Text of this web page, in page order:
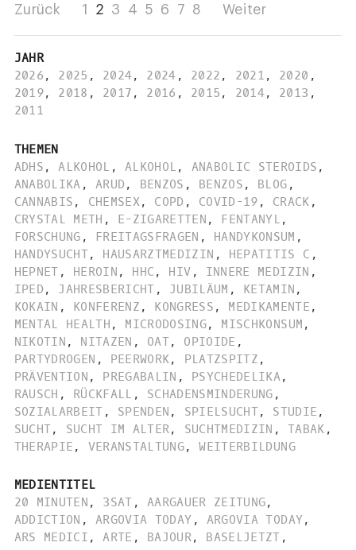
Zurück 1 2 3 4 5 6 7 8 Weiter
JAHR
2026 , 2025 , 2024, 2024 , 2022 , 2021 , 2020 ,
2019, 2018 , 2017 , 2016 , 2015 , 2014, 2013 ,
2011
THEMEN
ADHS , ALKOHOL , ALKOHOL , ANABOLIC STEROIDS ,
ANABOLIKA , ARUD , BENZOS , BENZOS , BLOG ,
CANNABIS , CHEMSEX , COPD , COVID-19 , CRACK ,
CRYSTAL METH , E-ZIGARETTEN , FENTANYL ,
FORSCHUNG , FREITAGSFRAGEN , HANDYKONSUM ,
HANDYSUCHT, HAUSARZTMEDIZIN , HEPATITIS C ,
HEPNET , HEROIN , HHC , HIV , INNERE MEDIZIN ,
IPED , JAHRESBERICHT , JUBILÄUM , KETAMIN ,
KOKAIN , KONFERENZ , KONGRESS , MEDIKAMENTE ,
MENTAL HEALTH , MICRODOSING, MISCHKONSUM ,
NIKOTIN , NITAZEN , OAT, OPIOIDE ,
PARTYDROGEN , PEERWORK, PLATZSPITZ ,
PRÄVENTION , PREGABALIN , PSYCHEDELIKA,
RAUSCH , RÜCKFALL , SCHADENSMINDERUNG ,
SOZIALARBEIT , SPENDEN , SPIELSUCHT, STUDIE ,
SUCHT, SUCHT IM ALTER, SUCHTMEDIZIN , TABAK ,
THERAPIE , VERANSTALTUNG, WEITERBILDUNG
MEDIENTITEL
20 MINUTEN , 3SAT , AARGAUER ZEITUNG,
ADDICTION , ARGOVIA TODAY , ARGOVIA TODAY,
ARS MEDICI , ARTE , BAJOUR, BASELJETZT ,